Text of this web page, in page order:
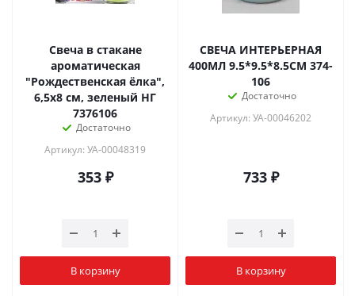
Свеча в стакане
ароматическая
"Рождественская ёлка",
6,5х8 см, зеленый НГ
7376106
Достаточно
Артикул: УА-00048319
353₽
В корзину
СВЕЧА ИНТЕРЬЕРНАЯ
400МЛ 9.5*9.5*8.5СМ 374-
106
Достаточно
Артикул: УА-00046202
733₽
В корзину